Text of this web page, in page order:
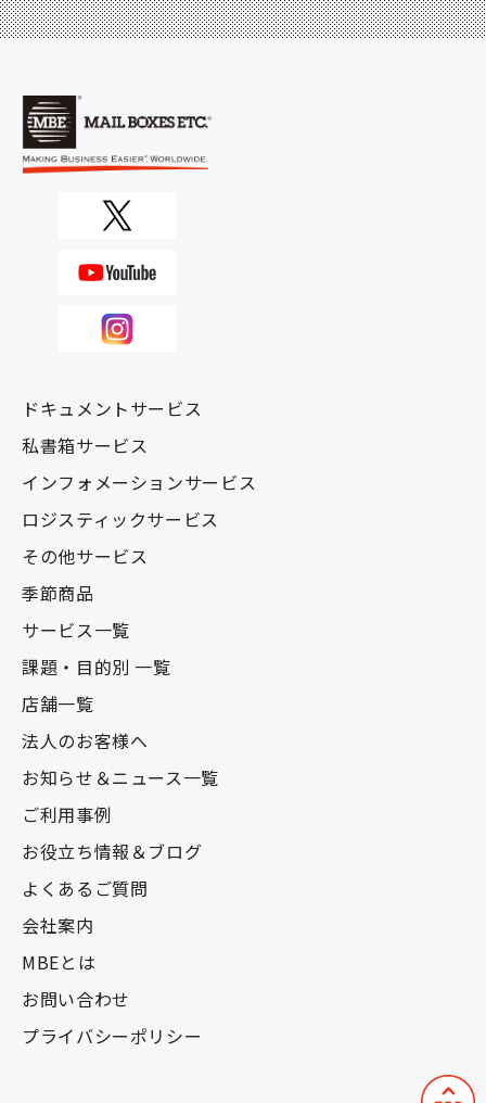
ドキュメントサービス
私書箱サービス
インフォメーションサービス
ロジスティックサービス
その他サービス
季節商品
サービス一覧
課題・目的別 一覧
店舗一覧
法人のお客様へ
お知らせ＆ニュース一覧
ご利用事例
お役立ち情報＆ブログ
よくあるご質問
会社案内
MBEとは
お問い合わせ
プライバシーポリシー